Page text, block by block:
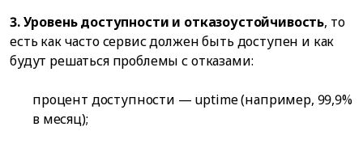
3. Уровень доступности и отказоустойчивость, то
есть как часто сервис должен быть доступен и как
будут решаться проблемы с отказами:
процент доступности — uptime (например, 99,9%
в месяц);